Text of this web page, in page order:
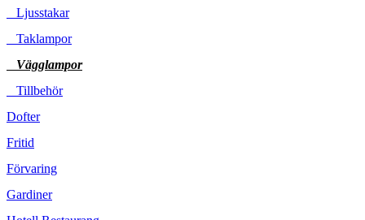
Ljusstakar
Taklampor
Vägglampor
Tillbehör
Dofter
Fritid
Förvaring
Gardiner